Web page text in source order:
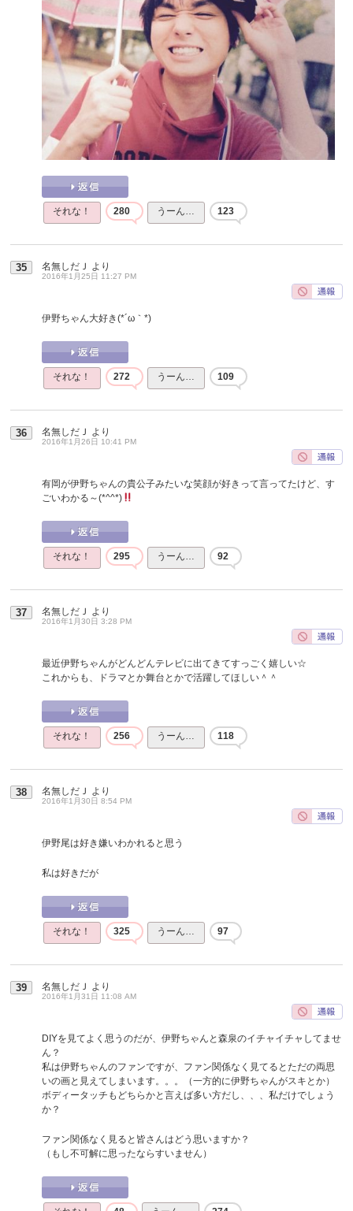
それな！ 280 うーん… 123
35 名無しだＪ より
2016年1月25日 11:27 PM
伊野ちゃん大好き(*´ω｀*)
それな！ 272 うーん… 109
36 名無しだＪ より
2016年1月26日 10:41 PM
有岡が伊野ちゃんの貴公子みたいな笑顔が好きって言ってたけど、す
ごいわかる～(*^^*)
それな！ 295 うーん… 92
37 名無しだＪ より
2016年1月30日 3:28 PM
最近伊野ちゃんがどんどんテレビに出てきてすっごく嬉しい☆
これからも、ドラマとか舞台とかで活躍してほしい＾＾
それな！ 256 うーん… 118
38 名無しだＪ より
2016年1月30日 8:54 PM
伊野尾は好き嫌いわかれると思う
私は好きだが
それな！ 325 うーん… 97
39 名無しだＪ より
2016年1月31日 11:08 AM
DIYを見てよく思うのだが、伊野ちゃんと森泉のイチャイチャしてませ
ん？
私は伊野ちゃんのファンですが、ファン関係なく見てるとただの両思
いの画と見えてしまいます。。。（一方的に伊野ちゃんがスキとか）
ボディータッチもどちらかと言えば多い方だし、、、私だけでしょう
か？
ファン関係なく見ると皆さんはどう思いますか？
（もし不可解に思ったならすいません）